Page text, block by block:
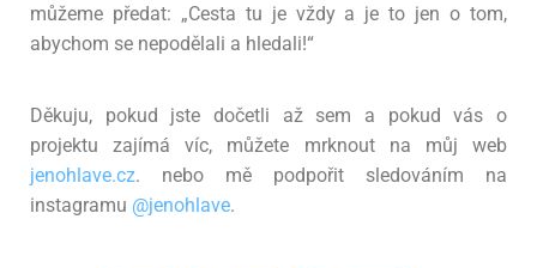
můžeme předat: „Cesta tu je vždy a je to jen o tom,
abychom se nepodělali a hledali!“
Děkuju, pokud jste dočetli až sem a pokud vás o
projektu zajímá víc, můžete mrknout na můj web
jenohlave.cz. nebo mě podpořit sledováním na
instagramu @jenohlave.